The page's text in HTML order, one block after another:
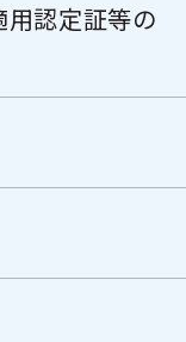
認定証等の